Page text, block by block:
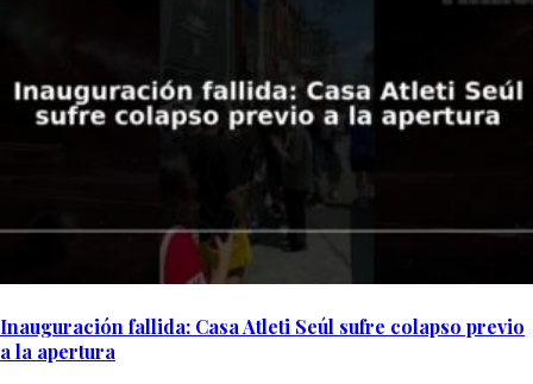
Inauguración fallida: Casa Atleti Seúl sufre colapso previo
a la apertura